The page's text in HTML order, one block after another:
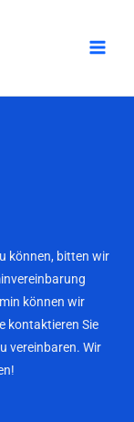
können, bitten wir
können wir
kontaktieren Sie
vereinbaren. Wir